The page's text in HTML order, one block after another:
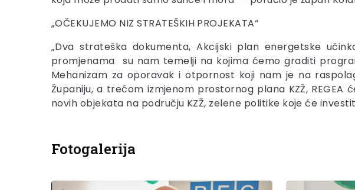
„OČEKUJEMO NIZ STRATEŠKIH PROJEKATA“
„Dva strateška dokumenta, Akcijski plan energetske
promjenama su nam temelji na kojima ćemo graditi
Mehanizam za oporavak i otpornost koji nam je na
Županiju, a trećom izmjenom prostornog plana KZŽ,
novih objekata na području KZŽ, zelene politike koje će
Fotogalerija